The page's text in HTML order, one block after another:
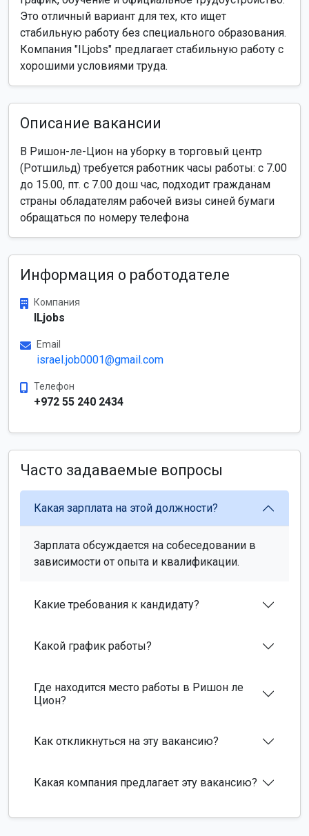
Это отличный вариант для тех, кто ищет
стабильную работу без специального образования.
Компания "ILjobs" предлагает стабильную работу с
хорошими условиями труда.
Описание вакансии
В Ришон-ле-Цион на уборку в торговый центр
(Ротшильд) требуется работник часы работы: с 7.00
до 15.00, пт. с 7.00 дош час, подходит гражданам
страны обладателям рабочей визы синей бумаги
обращаться по номеру телефона
Информация о работодателе
Компания
ILjobs
Email
israel.job0001@gmail.com
Телефон
+972 55 240 2434
Часто задаваемые вопросы
Какая зарплата на этой должности?
Зарплата обсуждается на собеседовании в
зависимости от опыта и квалификации.
Какие требования к кандидату?
Какой график работы?
Где находится место работы в Ришон ле
Цион?
Как откликнуться на эту вакансию?
Какая компания предлагает эту вакансию?